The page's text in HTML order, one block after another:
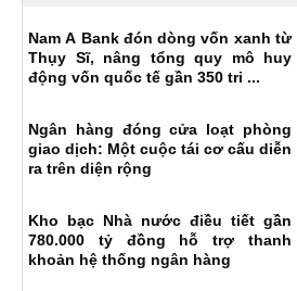
Nam A Bank đón dòng vốn xanh từ
Thụy Sĩ, nâng tổng quy mô huy
động vốn quốc tế gần 350 tri ...
Ngân hàng đóng cửa loạt phòng
giao dịch: Một cuộc tái cơ cấu diễn
ra trên diện rộng
Kho bạc Nhà nước điều tiết gần
780.000 tỷ đồng hỗ trợ thanh
khoản hệ thống ngân hàng